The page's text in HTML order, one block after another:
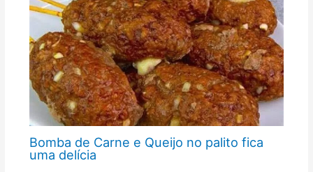
Bomba de Carne e Queijo no palito fica
uma delícia